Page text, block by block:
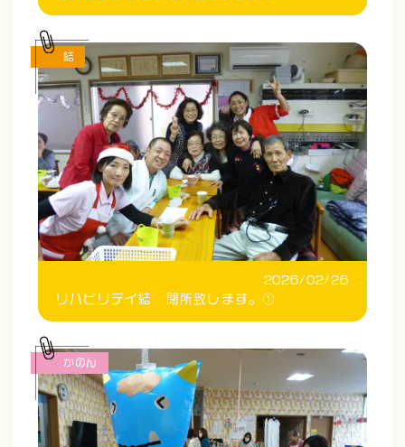
2026/02/26
リハビリデイ結 閉所致します。①
結
かのん